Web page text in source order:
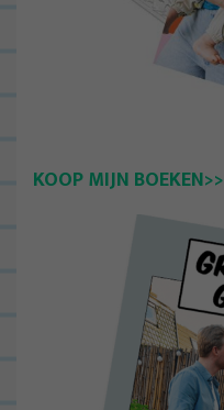
KOOP MIJN BOEKEN>>